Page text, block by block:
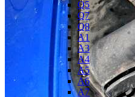
Q5
Q7
Q8
A1
A3
A4
A5
A6
A7